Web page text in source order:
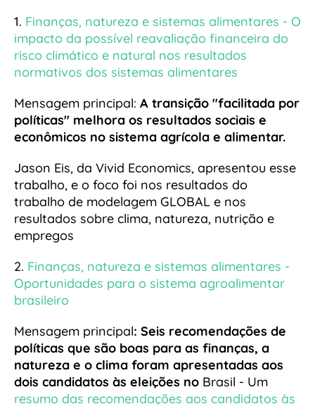
1. Finanças, natureza e sistemas alimentares - O
impacto da possível reavaliação financeira do
risco climático e natural nos resultados
normativos dos sistemas alimentares
Mensagem principal: A transição "facilitada por
políticas" melhora os resultados sociais e
econômicos no sistema agrícola e alimentar.
Jason Eis, da Vivid Economics, apresentou esse
trabalho, e o foco foi nos resultados do
trabalho de modelagem GLOBAL e nos
resultados sobre clima, natureza, nutrição e
empregos
2. Finanças, natureza e sistemas alimentares -
Oportunidades para o sistema agroalimentar
brasileiro
Mensagem principal: Seis recomendações de
políticas que são boas para as finanças, a
natureza e o clima foram apresentadas aos
dois candidatos às eleições no Brasil - Um
resumo das recomendações aos candidatos às